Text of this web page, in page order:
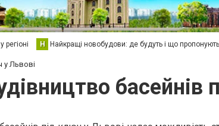
регіоні Н Найкращі новобудови: де будуть і що пропонують
у Львові
басейнів